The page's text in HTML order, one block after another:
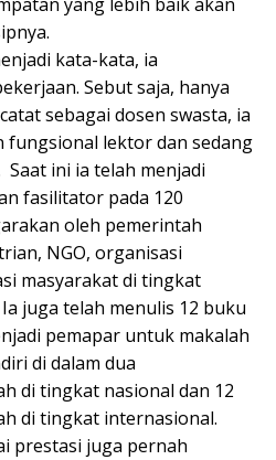
kata-kata, ia
Sebut saja, hanya
sebagai dosen swasta, ia
fungsional lektor dan sedang
ini ia telah menjadi
fasilitator pada 120
oleh pemerintah
NGO, organisasi
masyarakat di tingkat
juga telah menulis 12 buku
pemapar untuk makalah
di dalam dua
di tingkat nasional dan 12
di tingkat internasional.
prestasi juga pernah